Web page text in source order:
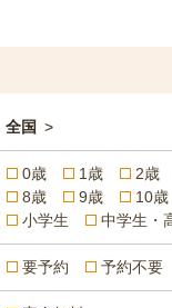
全国 >
0歳 1歳 2歳
8歳
9歳 10歳
小学生
中学生・
要予約 予約不要